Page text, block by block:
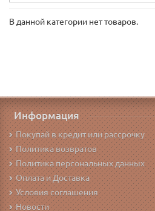
В данной категории нет товаров.
Информация
Покупай в кредит или рассрочку
Политика возвратов
Политика персональных данных
Оплата и Доставка
Условия соглашения
Новости